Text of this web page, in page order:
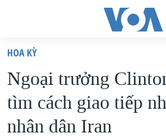
truy
cập
Tới
nội
VIỆT NAM
HOA KỲ
BIỂN ĐÔNG
HOA KỲ
Ngoại trưởng
tìm cách giao tiếp
nhân dân Iran